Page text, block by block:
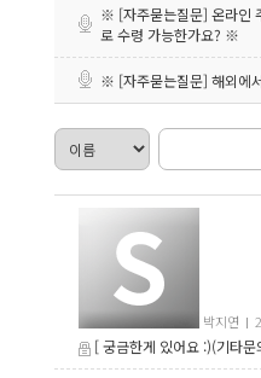
※ [자주묻는질문] 온라인
로 수령 가능한가요? ※
※ [자주묻는질문] 해외에
박지연
[ 궁금한게 있어요 :)(기타문